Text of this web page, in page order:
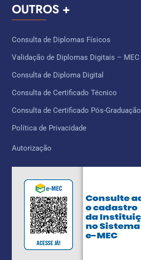
OUTROS +
Consulta de Diplomas Físicos
Validação de Diplomas Digitais – MEC
Consulta de Diploma Digital
Consulta de Certificado Técnico ​
Consulta de Certificado Pós-Graduação
Política de Privacidade
Autorização